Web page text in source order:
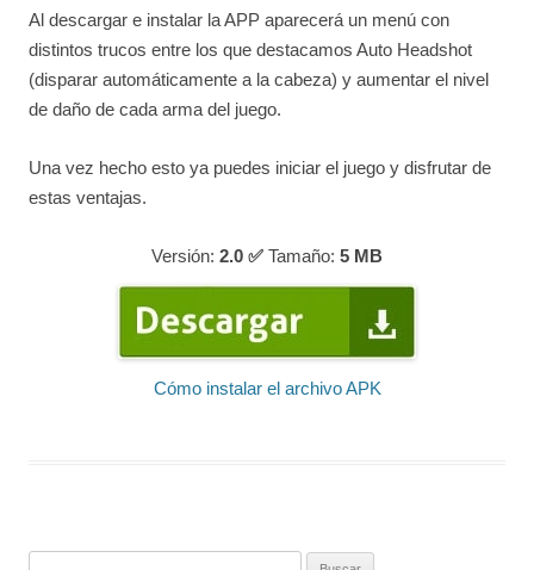
Al descargar e instalar la APP aparecerá un menú con
distintos trucos entre los que destacamos Auto Headshot
(disparar automáticamente a la cabeza) y aumentar el nivel
de daño de cada arma del juego.
Una vez hecho esto ya puedes iniciar el juego y disfrutar de
estas ventajas.
Versión: 2.0 ✅ Tamaño: 5 MB
Cómo instalar el archivo APK